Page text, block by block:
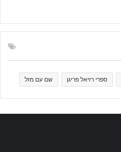
ספרי רזיאל פריגן שם עם מזל